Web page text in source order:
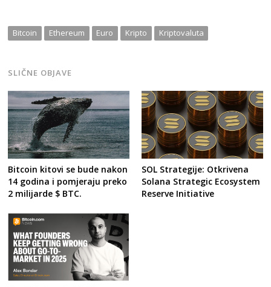
Bitcoin Ethereum Euro Kripto Kriptovaluta
SLIČNE OBJAVE
Bitcoin kitovi se bude nakon
14 godina i pomjeraju preko
2 milijarde $ BTC.
SOL Strategije: Otkrivena
Solana Strategic Ecosystem
Reserve Initiative
Post
navigation